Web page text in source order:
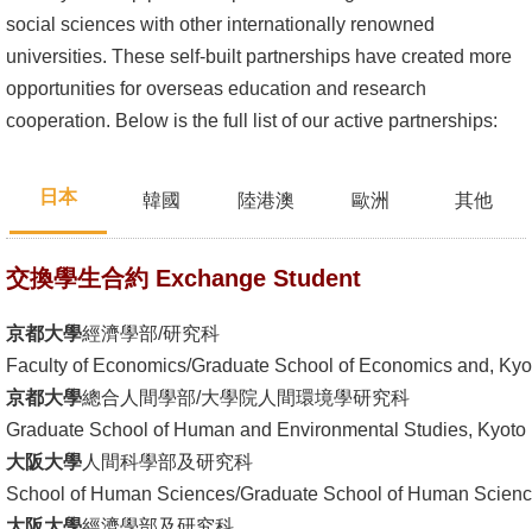
消
息
公
告
化
高
教
深
耕
辦
法
及
social sciences with other internationally renowned
universities. These self-built partnerships have created more
opportunities for overseas education and research
cooperation. Below is the full list of our active partnerships:
日本 韓國 陸港澳 歐洲 其他
交換學生合約 Exchange Student
京都大學經濟學部/研究科
Faculty of Economics/Graduate School of Economics and,
京都大學總合人間學部/大學院人間環境學研究科
Graduate School of Human and Environmental Studies, Kyoto
大阪大學 人間科學部及研究科
School of Human Sciences/Graduate School of Human